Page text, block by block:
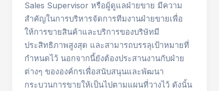
Sales Supervisor หรือผู้ดูแลฝ่ายขาย มีความ
สำคัญในการบริหารจัดการทีมงานฝ่ายขายเพื่อ
ให้การขายสินค้าและบริการของบริษัทมี
ประสิทธิภาพสูงสุด และสามารถบรรลุเป้าหมายที่
กำหนดไว้ นอกจากนี้ยังต้องประสานงานกับฝ่าย
ต่างๆ ขององค์กรเพื่อสนับสนุนและพัฒนา
กระบวนการขายให้เป็นไปตามแผนที่วางไว้ ดังนั้น